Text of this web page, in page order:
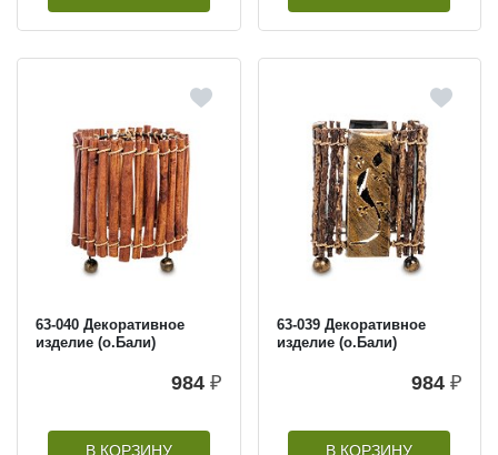
63-040 Декоративное
изделие (о.Бали)
984 ₽
В КОРЗИНУ
63-039 Декоративное
изделие (о.Бали)
984 ₽
В КОРЗИНУ